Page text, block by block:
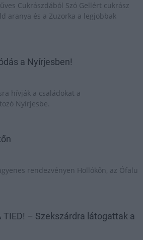
Cukrászdából Szó Gellért cukrász
aranya és a Zuzorka a legjobbak
a Nyírjesben!
hívják a családokat a
Nyírjesbe.
rendezvényen Hollókőn, az Ófalu
TIED! – Szekszárdra látogattak a